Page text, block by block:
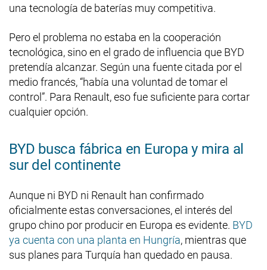
una tecnología de baterías muy competitiva.
Pero el problema no estaba en la cooperación
tecnológica, sino en el grado de influencia que BYD
pretendía alcanzar. Según una fuente citada por el
medio francés, “había una voluntad de tomar el
control”. Para Renault, eso fue suficiente para cortar
cualquier opción.
BYD busca fábrica en Europa y mira al
sur del continente
Aunque ni BYD ni Renault han confirmado
oficialmente estas conversaciones, el interés del
grupo chino por producir en Europa es evidente. BYD
ya cuenta con una planta en Hungría, mientras que
sus planes para Turquía han quedado en pausa.